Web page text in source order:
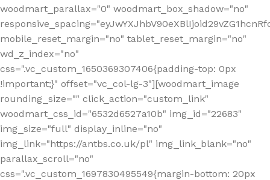
woodmart_parallax="0" woodmart_box_shadow="no"
mobile_reset_margin="no" tablet_reset_margin="no"
wd_z_index="no"
css=".vc_custom_1650369307406{padding-top: 0px
!important;}" offset="vc_col-lg-3"][woodmart_image
rounding_size="" click_action="custom_link"
woodmart_css_id="6532d6527a10b" img_id="22683"
img_size="full" display_inline="no"
img_link="https://antbs.co.uk/pl" img_link_blank="no"
parallax_scroll="no"
css=".vc_custom_1697830495549{margin-bottom: 20px